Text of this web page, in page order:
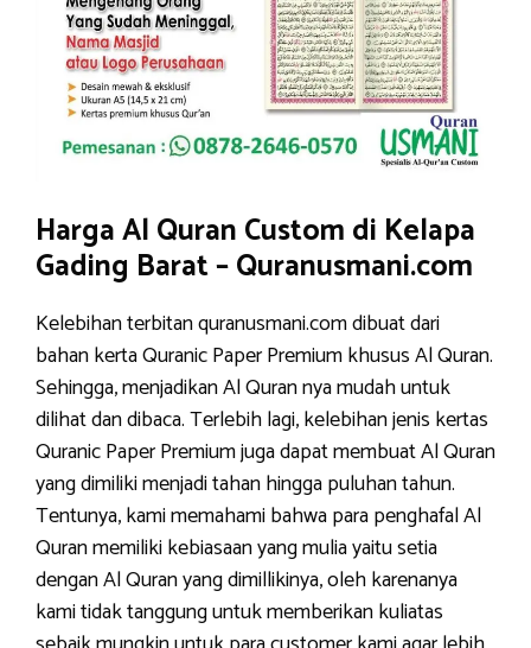
Harga Al Quran Custom di Kelapa
Gading Barat – Quranusmani.com
Kelebihan terbitan quranusmani.com dibuat dari
bahan kerta Quranic Paper Premium khusus Al Quran.
Sehingga, menjadikan Al Quran nya mudah untuk
dilihat dan dibaca. Terlebih lagi, kelebihan jenis kertas
Quranic Paper Premium juga dapat membuat Al Quran
yang dimiliki menjadi tahan hingga puluhan tahun.
Tentunya, kami memahami bahwa para penghafal Al
Quran memiliki kebiasaan yang mulia yaitu setia
dengan Al Quran yang dimillikinya, oleh karenanya
kami tidak tanggung untuk memberikan kuliatas